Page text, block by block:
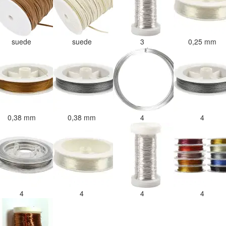
suede suede 3 0,25 mm
0,38 mm 0,38 mm 4 4
4 4 4 4